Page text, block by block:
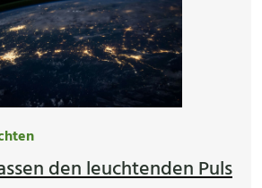
den leuchtenden Puls